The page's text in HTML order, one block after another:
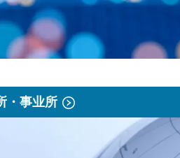
・事业所